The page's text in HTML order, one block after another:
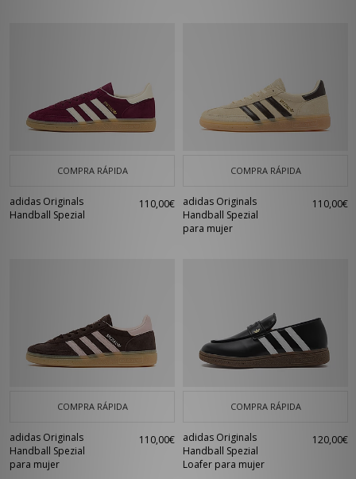
COMPRA RÁPIDA
adidas Originals
Handball Spezial
110,00€
COMPRA RÁPIDA
adidas Originals
Handball Spezial
para mujer
110,00€
COMPRA RÁPIDA
adidas Originals
Handball Spezial
para mujer
110,00€
COMPRA RÁPIDA
adidas Originals
Handball Spezial
Loafer para mujer
120,00€